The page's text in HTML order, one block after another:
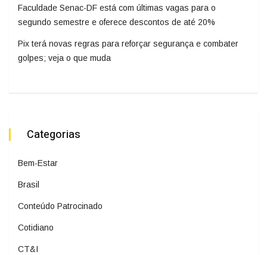
Faculdade Senac-DF está com últimas vagas para o
segundo semestre e oferece descontos de até 20%
Pix terá novas regras para reforçar segurança e combater
golpes; veja o que muda
Categorias
Bem-Estar
Brasil
Conteúdo Patrocinado
Cotidiano
CT&I